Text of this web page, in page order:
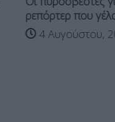
ρεπόρτερ που
4 Αυγούστου,